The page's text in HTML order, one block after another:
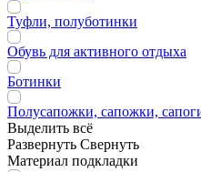
Туфли, полуботинки
Обувь для активного отдыха
Ботинки
Полусапожки, сапожки,
Выделить всё
Развернуть Свернуть
Материал подкладки